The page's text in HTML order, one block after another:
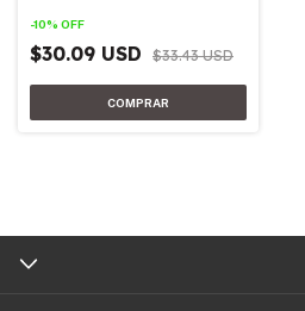
-10% OFF
$30.09 USD $33.43 USD